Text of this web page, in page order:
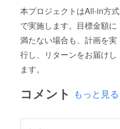
本プロジェクトはAll-in方式
で実施します。目標金額に
満たない場合も、計画を実
行し、リターンをお届けし
ます。
コメント もっと見る